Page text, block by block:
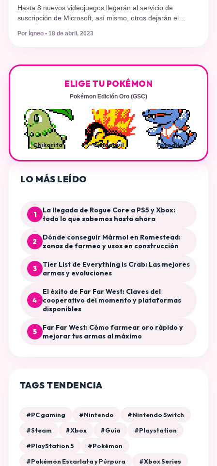
Hasta 8 nuevos videojuegos llegarán al servicio de
suscripción de Microsoft, así mismo, otros dejarán el
servicio. El Game Pass de Xbox no para de llenar de
juegos su ya robusto catálogo y es que acaba de anunciar
Por Ígneo • 18 de abril, 2023
ELIGE TU POKÉMON
Pokémon Edición Oro (GSC)
Chikorita Cyndaquil Totodile
LO MÁS LEÍDO
1
La llegada de Rogue Core a PS5 y Xbox:
todo lo que sabemos hasta ahora
2
Dónde conseguir Mármol en Romestead:
zonas de farmeo y usos en construcción
3
Tier List de Everything is Crab: Las mejores
armas y evoluciones
4
El éxito de Far Far West: Claves del
cooperativo del momento y plataformas
disponibles
5
Far Far West: Cómo farmear oro rápido y
mejorar tus armas al máximo
TAGS TENDENCIA
#PC gaming #Nintendo
#Nintendo Switch
#Steam
#Xbox #Guía
#Playstation
#PlayStation 5
#Pokémon
#Pokémon Escarlata y Púrpura
#Xbox Series